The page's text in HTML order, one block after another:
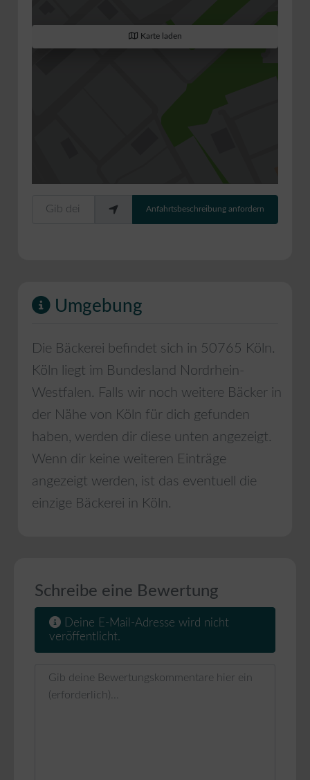
Karte laden
Gib deinen Standort ein.
Anfahrtsbeschreibung anfordern
Umgebung
Die Bäckerei befindet sich in 50765 Köln .
Köln liegt im Bundesland Nordrhein-
Westfalen . Falls wir noch weitere Bäcker in
der Nähe von Köln für dich gefunden
haben, werden dir diese unten angezeigt.
Wenn dir keine weiteren Einträge
angezeigt werden, ist das eventuell die
einzige Bäckerei in Köln .
Schreibe eine Bewertung
Deine E-Mail-Adresse wird nicht
veröffentlicht.